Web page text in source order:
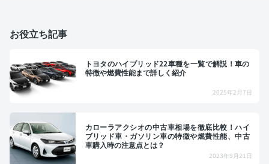
お役立ち記事
トヨタのハイブリッド22車種を一覧で解説！車の
特徴や燃費性能まで詳しく紹介
2025年2月7日
カローラアクシオの中古車相場を徹底比較！ハイ
ブリッド車・ガソリン車の特徴や燃費性能、中古
車購入時の注意点とは？
2023年9月21日